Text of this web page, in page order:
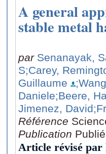
A general
stable metal
par Senanayak,
S;Carey,
Guillaume
Daniele;Beere,
Jimenez, David
Référence
Publication
Article révisé par